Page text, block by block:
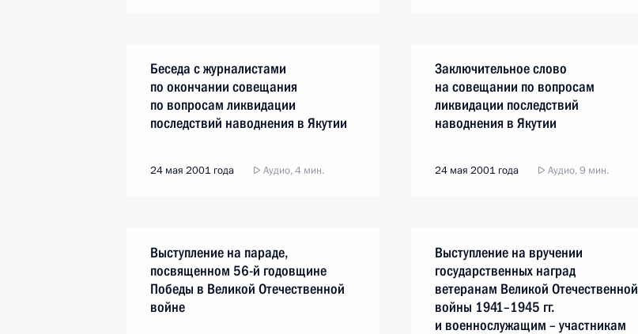
Беседа с журналистами
по окончании совещания
по вопросам ликвидации
последствий наводнения в Якутии
24 мая 2001 года Аудио, 4 мин.
Заключительное слово
на совещании по вопросам
ликвидации последствий
наводнения в Якутии
24 мая 2001 года Аудио, 9 мин.
Выступление на параде,
посвященном 56-й годовщине
Победы в Великой Отечественной
войне
Выступление на вручении
государственных наград
ветеранам Великой Отечественной
войны 1941–1945 гг.
и военнослужащим – участникам